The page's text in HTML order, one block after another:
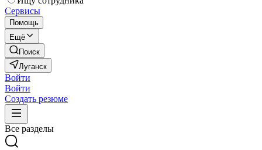
Сервисы
Помощь
Ещё
Поиск
Луганск
Войти
Войти
Создать резюме
Все разделы